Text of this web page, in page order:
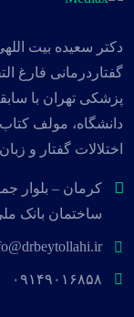
دکتر سعیده بیت
گفتاردرمانی فارغ
دانشگاه، مولف
اختلالات گفتار و زبان
کرمان – بلوار
ساختمان بانک
۰۹۱۴۹۰۱۶۸۵۸